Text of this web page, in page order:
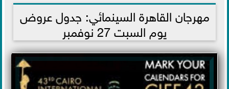
2021-11-27 10:56:21
مهرجان القاهرة السينمائي: جدول عروض
يوم السبت 27 نوفمبر